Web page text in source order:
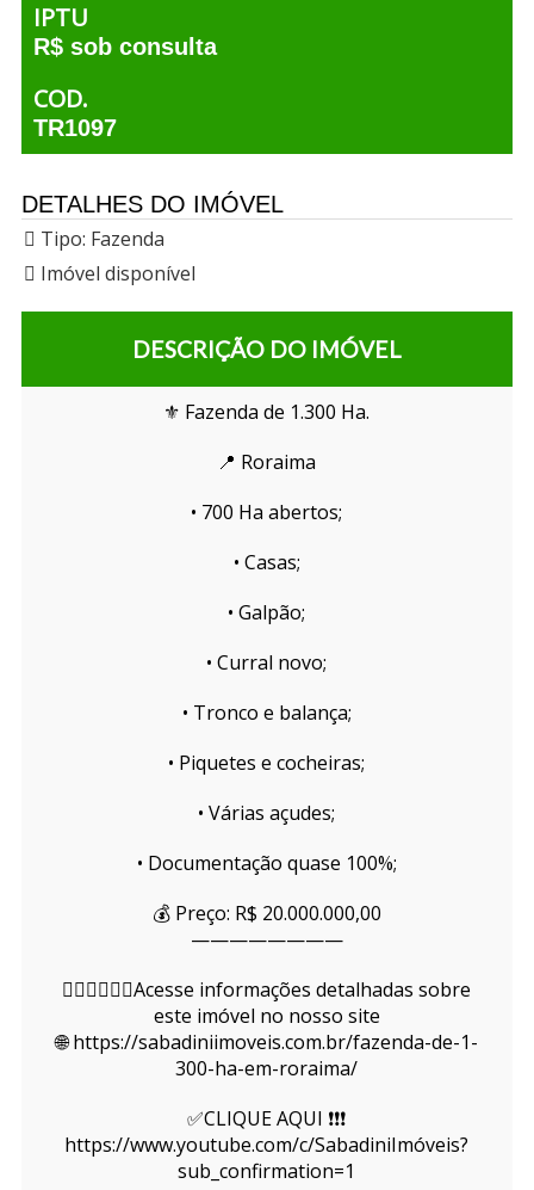
IPTU
R$ sob consulta
COD.
TR1097
DETALHES DO IMÓVEL
Tipo: Fazenda
Imóvel disponível
DESCRIÇÃO DO IMÓVEL
⚜️ Fazenda de 1.300 Ha.
📍 Roraima
• 700 Ha abertos;
• Casas;
• Galpão;
• Curral novo;
• Tronco e balança;
• Piquetes e cocheiras;
• Várias açudes;
• Documentação quase 100%;
💰 Preço: R$ 20.000.000,00
————————
👇🏻👇🏻👇🏻Acesse informações detalhadas sobre
este imóvel no nosso site
🌐 https://sabadiniimoveis.com.br/fazenda-de-1-
300-ha-em-roraima/
✅CLIQUE AQUI ❗❗❗
https://www.youtube.com/c/SabadiniImóveis?
sub_confirmation=1